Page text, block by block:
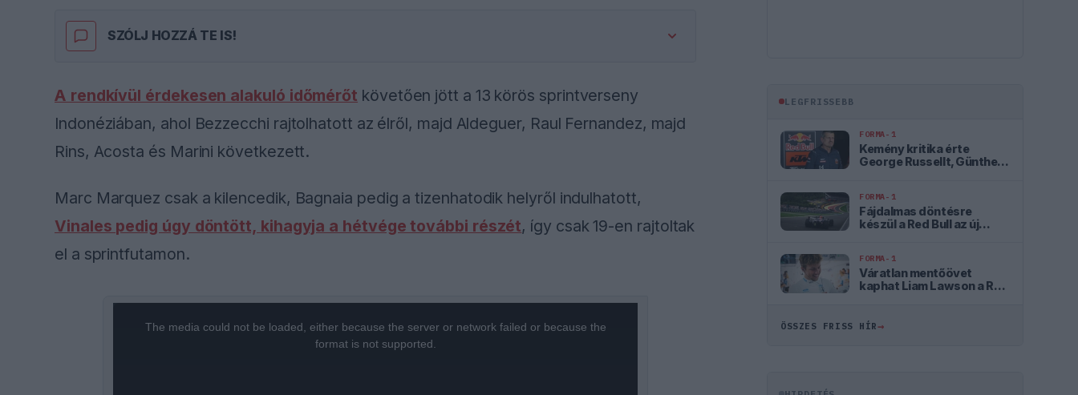
SZÓLJ HOZZÁ TE IS!
A rendkívül érdekesen alakuló időmérőt követően jött a 13 körös sprintverseny
Indonéziában, ahol Bezzecchi rajtolhatott az élről, majd Aldeguer, Raul Fernandez, majd
Rins, Acosta és Marini következett.
Marc Marquez csak a kilencedik, Bagnaia pedig a tizenhatodik helyről indulhatott,
Vinales pedig úgy döntött, kihagyja a hétvége további részét, így csak 19-en rajtoltak
el a sprintfutamon.
The media could not be loaded, either because the server or network failed or because the
format is not supported.
LEGFRISSEBB
FORMA-1
Kemény kritika érte
George Russellt, Günther
FORMA-1
Fájdalmas döntésre
készül a Red Bull az új
FORMA-1
Váratlan mentőövet
kaphat Liam Lawson a Red
ÖSSZES FRISS HÍR→